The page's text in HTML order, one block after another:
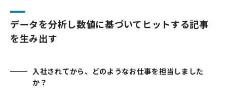
データを分析し数値に基づいてヒットする記事
を生み出す
入社されてから、どのようなお仕事を担当しました
か？